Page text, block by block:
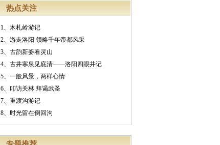
热点关注
1、 木札岭游记
2、 游走洛阳 领略千年帝都风采
3、 古韵新姿看灵山
4、 古井寒泉见底清——洛阳四眼井记
5、 一般风景，两样心情
6、 叩访关林 拜谒武圣
7、 重渡沟游记
8、 时光留在倒回沟